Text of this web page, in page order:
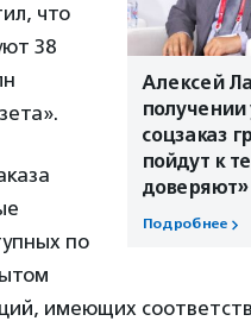
Алексей
получении
соцзаказ
пойдут к
доверяют»
Подробнее
что
38
по
имеющих